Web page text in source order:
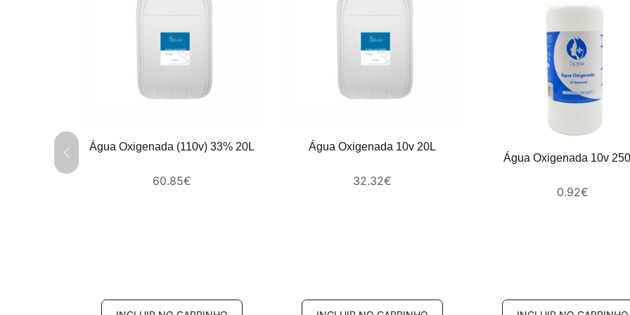
Água Oxigenada (110v) 33% 20L
60.85€
Água Oxigenada 10v 20L
32.32€
Água Oxigenada 10v
0.92€